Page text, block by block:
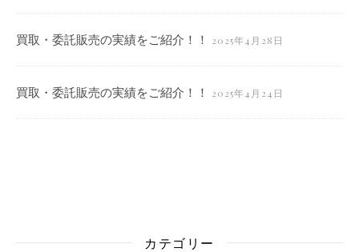
買取・委託販売の実績をご紹介！！ 2025年4月28日
買取・委託販売の実績をご紹介！！ 2025年4月24日
カテゴリー